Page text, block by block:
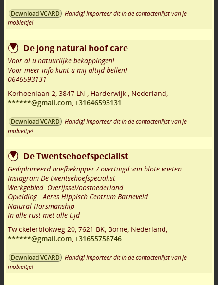
Download VCARD
Handig! Importeer dit in de contactenlijst van je
mobieltje!
De jong natural hoof care
Voor al u natuurlijke bekappingen!
Voor meer info kunt u mij altijd bellen!
0646593131
Korhoenlaan 2, 3847 LN , Harderwijk , Nederland,
******@gmail.com, +31646593131
Download VCARD
Handig! Importeer dit in de contactenlijst van je
mobieltje!
De Twentsehoefspecialist
Gediplomeerd hoefbekapper / overtuigd van blote voeten
Instagram De twentsehoefspecialist
Werkgebied: Overijssel/oostnederland
Opleiding : Aeres Hippisch Centrum Barneveld
Natural Horsmanship
In alle rust met alle tijd
Twickelerblokweg 20, 7621 BK, Borne, Nederland,
******@gmail.com, +31655758746
Download VCARD
Handig! Importeer dit in de contactenlijst van je
mobieltje!